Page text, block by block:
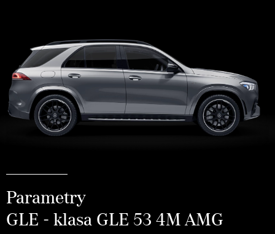
Parametry
GLE - klasa GLE 53 4M AMG